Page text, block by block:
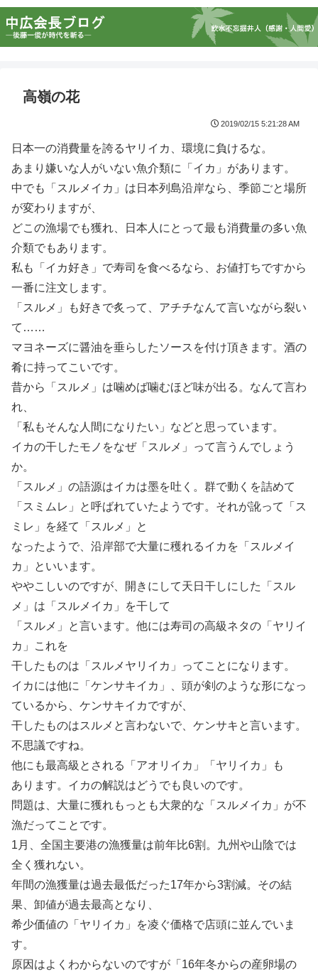
高嶺の花
2019/02/15 5:21:28 AM
日本一の消費量を誇るヤリイカ、環境に負けるな。
あまり嫌いな人がいない魚介類に「イカ」があります。
中でも「スルメイカ」は日本列島沿岸なら、季節ごと場所
が変わりますが、
どこの漁場でも獲れ、日本人にとって最も消費量の多い魚
介類でもあります。
私も「イカ好き」で寿司を食べるなら、お値打ちですから
一番に注文します。
「スルメ」も好きで炙って、アチチなんて言いながら裂い
て……
マヨネーズに醤油を垂らしたソースを付け頂きます。酒の
肴に持ってこいです。
昔から「スルメ」は噛めば噛むほど味が出る。なんて言わ
れ、
「私もそんな人間になりたい」などと思っています。
イカの干したモノをなぜ「スルメ」って言うんでしょう
か。
「スルメ」の語源はイカは墨を吐く。群で動くを詰めて
「スミムレ」と呼ばれていたようです。それが訛って「ス
ミレ」を経て「スルメ」と
なったようで、沿岸部で大量に穫れるイカを「スルメイ
カ」といいます。
ややこしいのですが、開きにして天日干しにした「スル
メ」は「スルメイカ」を干して
「スルメ」と言います。他には寿司の高級ネタの「ヤリイ
カ」これを
干したものは「スルメヤリイカ」ってことになります。
イカには他に「ケンサキイカ」、頭が剣のような形になっ
ているから、ケンサキイカですが、
干したものはスルメと言わないで、ケンサキと言います。
不思議ですね。
他にも最高級とされる「アオリイカ」「ヤリイカ」も
あります。イカの解説はどうでも良いのです。
問題は、大量に獲れもっとも大衆的な「スルメイカ」が不
漁だってことです。
1月、全国主要港の漁獲量は前年比6割。九州や山陰では
全く獲れない。
年間の漁獲量は過去最低だった17年から3割減。その結
果、卸値が過去最高となり、
希少価値の「ヤリイカ」を凌ぐ価格で店頭に並んでいま
す。
原因はよくわからないのですが「16年冬からの産卵場の